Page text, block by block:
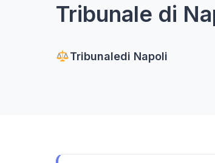
Tribunale di
Tribunaledi Napoli